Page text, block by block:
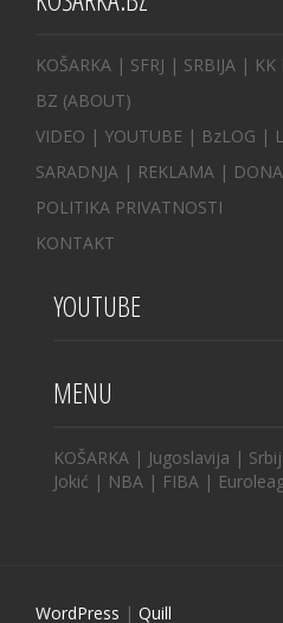
KOŠARKA | SFRJ | SRBIJA | KK
BZ (ABOUT)
VIDEO | YOUTUBE | BzLOG |
SARADNJA | REKLAMA |
POLITIKA PRIVATNOSTI
KONTAKT
YOUTUBE
MENU
KOŠARKA | Jugoslavija |
Jokić | NBA | FIBA |
WordPress | Quill